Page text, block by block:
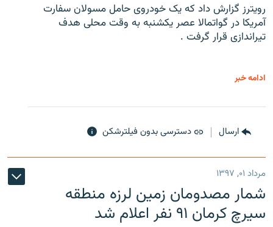
رویترز گزارش داد که یک خودروی حامل مسولان سفارت
آمریکا در گواتمالا عصر یکشنبه به وقت محلی هدف
تیراندازی قرار گرفت .
ادامه خبر
ارسال دسترسی بدون فیلترشکن
مرداد ۰۱, ۱۳۹۷
شمار مصدومان زمین لرزه منطقه
سیرچ کرمان ۹۱ نفر اعلام شد